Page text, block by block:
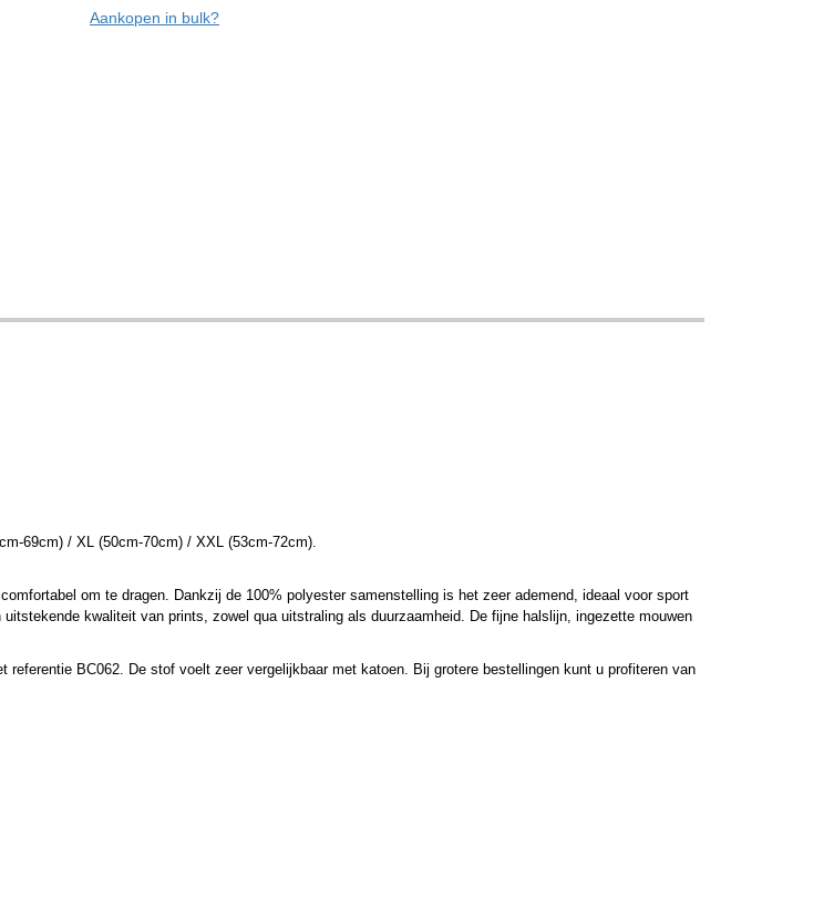
Aankopen in bulk?
69cm) / XL (50cm-70cm) / XXL (53cm-72cm).
om te dragen. Dankzij de 100% polyester samenstelling is het zeer ademend, ideaal voor sport
kwaliteit van prints, zowel qua uitstraling als duurzaamheid. De fijne halslijn, ingezette mouwen
BC062. De stof voelt zeer vergelijkbaar met katoen. Bij grotere bestellingen kunt u profiteren van